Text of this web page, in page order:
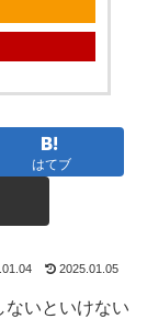
はてブ
2025.01.05
ないといけない